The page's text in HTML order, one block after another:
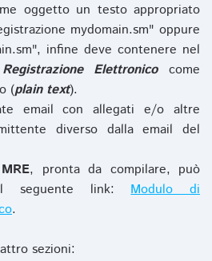
oggetto un testo appropriato
mydomain.sm" oppure
infine deve contenere nel
Elettronicocome
(plain text).
email con allegati e/o altre
diverso dalla email del
MRE, pronta da compilare, può
seguente link:Modulo di
.
sezioni: